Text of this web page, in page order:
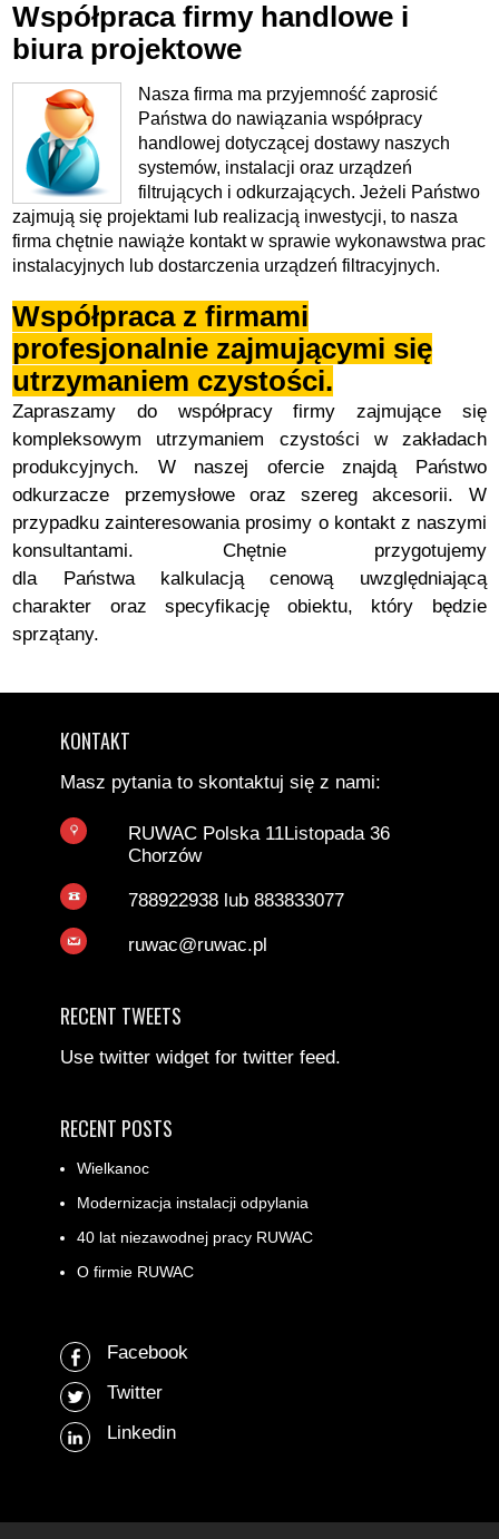
Współpraca firmy handlowe i
biura projektowe
Nasza firma ma przyjemność zaprosić
Państwa do nawiązania współpracy
handlowej dotyczącej dostawy naszych
systemów, instalacji oraz urządzeń
filtrujących i odkurzających. Jeżeli Państwo
zajmują się projektami lub realizacją inwestycji, to nasza
firma chętnie nawiąże kontakt w sprawie wykonawstwa prac
instalacyjnych lub dostarczenia urządzeń filtracyjnych.
Współpraca z firmami
profesjonalnie zajmującymi się
utrzymaniem czystości.
Zapraszamy do współpracy firmy zajmujące się
kompleksowym utrzymaniem czystości w zakładach
produkcyjnych. W naszej ofercie znajdą Państwo
odkurzacze przemysłowe oraz szereg akcesorii. W
przypadku zainteresowania prosimy o kontakt z naszymi
konsultantami. Chętnie przygotujemy
dla Państwa kalkulacją cenową uwzględniającą
charakter oraz specyfikację obiektu, który będzie
sprzątany.
KONTAKT
Masz pytania to skontaktuj się z nami:
RUWAC Polska 11Listopada 36
Chorzów
788922938 lub 883833077
ruwac@ruwac.pl
RECENT TWEETS
Use twitter widget for twitter feed.
RECENT POSTS
Wielkanoc
Modernizacja instalacji odpylania
40 lat niezawodnej pracy RUWAC
O firmie RUWAC
Facebook
Twitter
Linkedin